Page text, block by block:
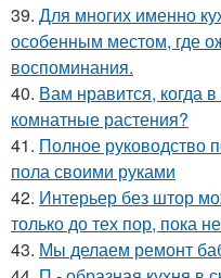
39. Для многих именно
особенным местом, где
воспоминания.
40. Вам нравится, когда
комнатные растения?
41. Полное руководство
пола своими руками
42. Интерьер без штор
только до тех пор, пока
43. Мы делаем ремонт